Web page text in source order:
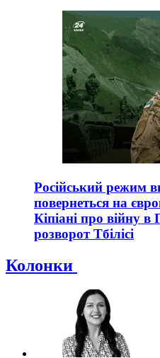
Російський режим
повернеться на
Кіпіані про війну в
розворот Тбілісі
Колонки